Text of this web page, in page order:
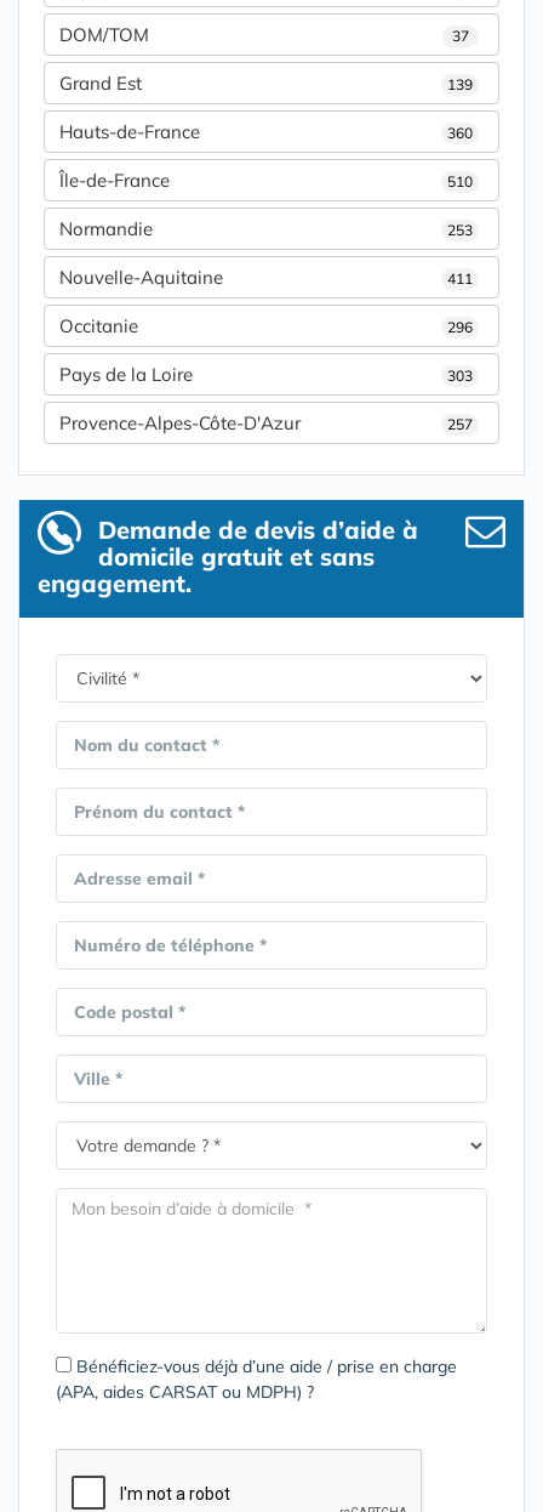
DOM/TOM 37
Grand Est 139
Hauts-de-France 360
Île-de-France 510
Normandie 253
Nouvelle-Aquitaine 411
Occitanie 296
Pays de la Loire 303
Provence-Alpes-Côte-D'Azur 257
Demande de devis d’aide à
domicile gratuit et sans
engagement.
Nom du contact *
Prénom du contact *
Adresse email *
Numéro de téléphone *
Code postal *
Ville *
Bénéficiez-vous déjà d’une aide / prise en charge
(APA, aides CARSAT ou MDPH) ?